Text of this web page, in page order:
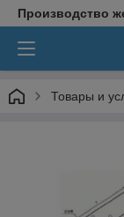
Производство
Товары и